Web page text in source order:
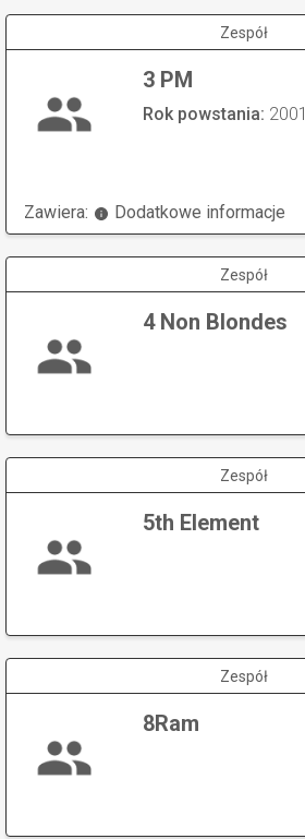
Zespół
3 PM
Rok powstania: 2001
Zawiera: Dodatkowe informacje
Zespół
4 Non Blondes
Zespół
5th Element
Zespół
8Ram